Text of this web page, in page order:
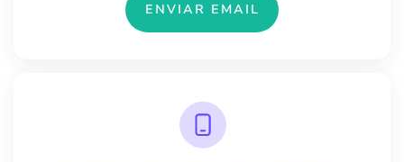
ENVIAR EMAIL